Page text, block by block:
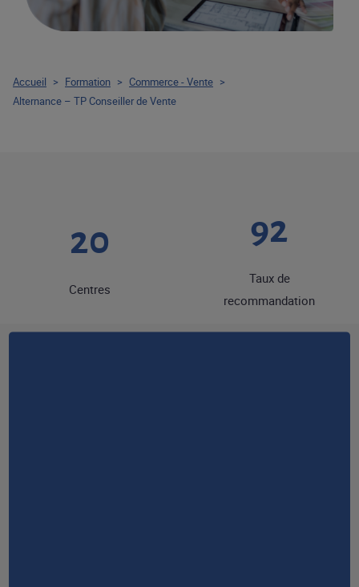
20
Centres
92
Taux de
recommandation
Accueil > Formation > Commerce - Vente >
Alternance – TP Conseiller de Vente